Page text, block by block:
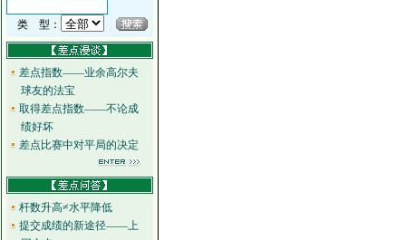
类 型：
差点指数——业余高尔夫
球友的法宝
取得差点指数——不论成
绩好坏
差点比赛中对平局的决定
杆数升高≠水平降低
提交成绩的新途径——上